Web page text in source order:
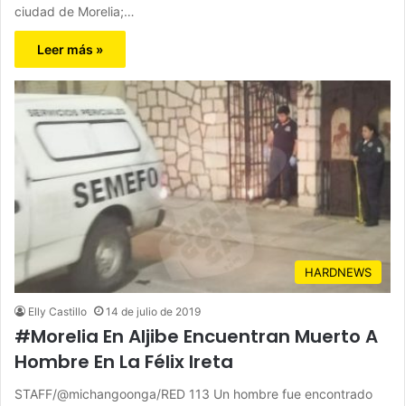
ciudad de Morelia;…
Leer más »
HARDNEWS
Elly Castillo 14 de julio de 2019
#Morelia En Aljibe Encuentran Muerto A
Hombre En La Félix Ireta
STAFF/@michangoonga/RED 113 Un hombre fue encontrado